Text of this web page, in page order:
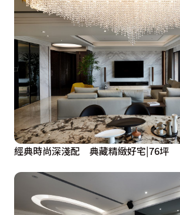
經典時尚深淺配 典藏精緻好宅|76坪